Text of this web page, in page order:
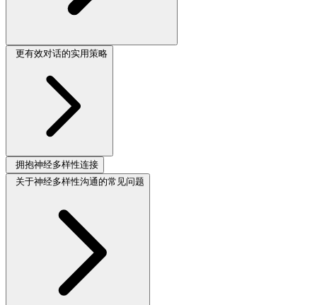
更有效对话的实用策略
拥抱神经多样性连接
关于神经多样性沟通的常见问题